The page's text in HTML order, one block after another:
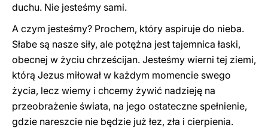
duchu. Nie jesteśmy sami.
A czym jesteśmy? Prochem, który aspiruje do nieba.
Słabe są nasze siły, ale potężna jest tajemnica łaski,
obecnej w życiu chrześcijan. Jesteśmy wierni tej ziemi,
którą Jezus miłował w każdym momencie swego
życia, lecz wiemy i chcemy żywić nadzieję na
przeobrażenie świata, na jego ostateczne spełnienie,
gdzie nareszcie nie będzie już łez, zła i cierpienia.